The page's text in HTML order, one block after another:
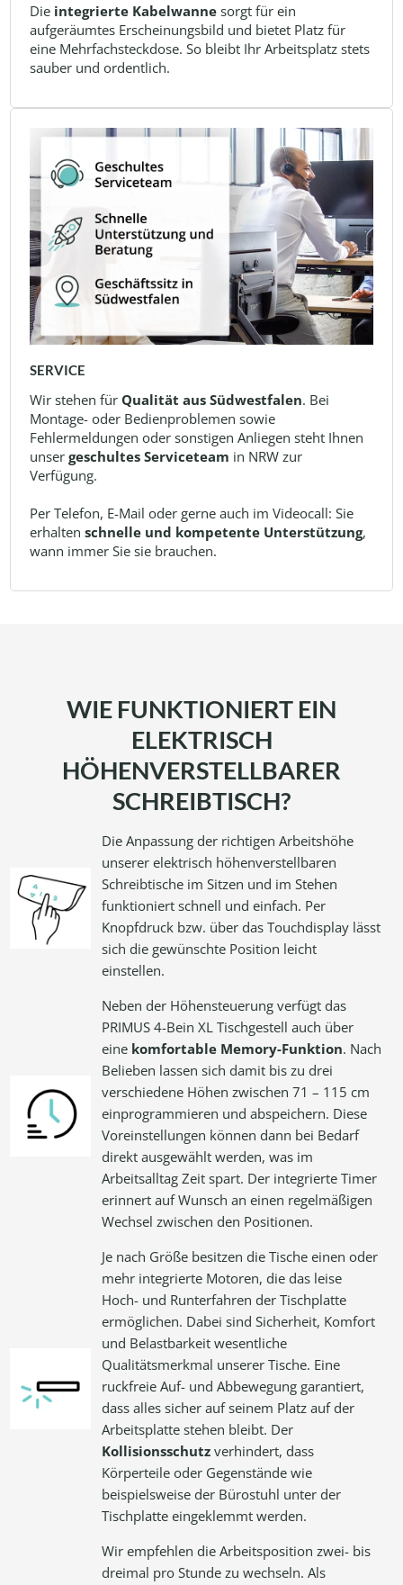
Die integrierte Kabelwanne sorgt für ein
aufgeräumtes Erscheinungsbild und bietet Platz für
eine Mehrfachsteckdose. So bleibt Ihr Arbeitsplatz stets
sauber und ordentlich.
SERVICE
Wir stehen für Qualität aus Südwestfalen. Bei
Montage- oder Bedienproblemen sowie
Fehlermeldungen oder sonstigen Anliegen steht Ihnen
unsergeschultes Serviceteam in NRW zur
Verfügung.
Per Telefon, E-Mail oder gerne auch im Videocall: Sie
erhaltenschnelle und kompetente Unterstützung,
wann immer Sie sie brauchen.
WIE FUNKTIONIERT EIN
ELEKTRISCH
HÖHENVERSTELLBARER
SCHREIBTISCH?
Die Anpassung der richtigen Arbeitshöhe
unserer elektrisch höhenverstellbaren
Schreibtische im Sitzen und im Stehen
funktioniert schnell und einfach. Per
Knopfdruck bzw. über das Touchdisplay lässt
sich die gewünschte Position leicht
einstellen.
Neben der Höhensteuerung verfügt das
PRIMUS 4-Bein XL Tischgestell auch über
eine komfortable Memory-Funktion. Nach
Belieben lassen sich damit bis zu drei
verschiedene Höhen zwischen 71 – 115 cm
einprogrammieren und abspeichern. Diese
Voreinstellungen können dann bei Bedarf
direkt ausgewählt werden, was im
Arbeitsalltag Zeit spart. Der integrierte Timer
erinnert auf Wunsch an einen regelmäßigen
Wechsel zwischen den Positionen.
Je nach Größe besitzen die Tische einen oder
mehr integrierte Motoren, die das leise
Hoch- und Runterfahren der Tischplatte
ermöglichen. Dabei sind Sicherheit, Komfort
und Belastbarkeit wesentliche
Qualitätsmerkmal unserer Tische. Eine
ruckfreie Auf- und Abbewegung garantiert,
dass alles sicher auf seinem Platz auf der
Arbeitsplatte stehen bleibt. Der
Kollisionsschutz verhindert, dass
Körperteile oder Gegenstände wie
beispielsweise der Bürostuhl unter der
Tischplatte eingeklemmt werden.
Wir empfehlen die Arbeitsposition zwei- bis
dreimal pro Stunde zu wechseln. Als